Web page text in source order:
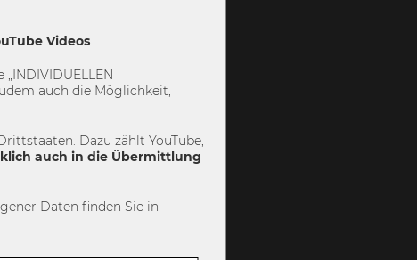
Videos
auch die Möglichkeit,
Dazu zählt YouTube,
auch in die Übermittlung
Daten finden Sie in